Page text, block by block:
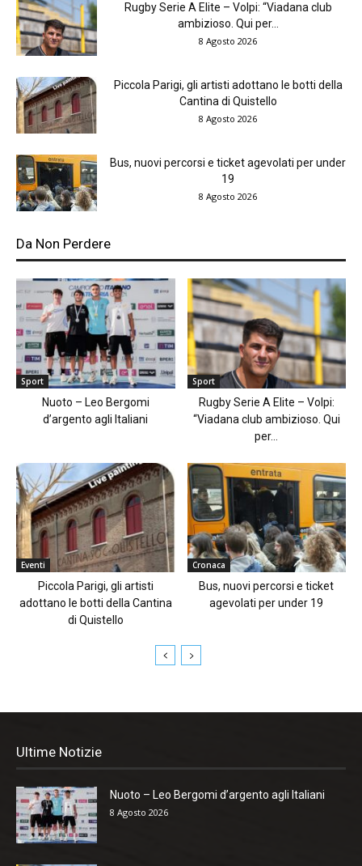
Rugby Serie A Elite – Volpi: “Viadana club
ambizioso. Qui per...
8 Agosto 2026
Piccola Parigi, gli artisti adottano le botti della
Cantina di Quistello
8 Agosto 2026
Bus, nuovi percorsi e ticket agevolati per under
19
8 Agosto 2026
Da Non Perdere
Sport
Nuoto – Leo Bergomi
d’argento agli Italiani
Sport
Rugby Serie A Elite – Volpi:
“Viadana club ambizioso. Qui
per...
Eventi
Piccola Parigi, gli artisti
adottano le botti della Cantina
di Quistello
Cronaca
Bus, nuovi percorsi e ticket
agevolati per under 19
Ultime Notizie
Nuoto – Leo Bergomi d’argento agli Italiani
8 Agosto 2026